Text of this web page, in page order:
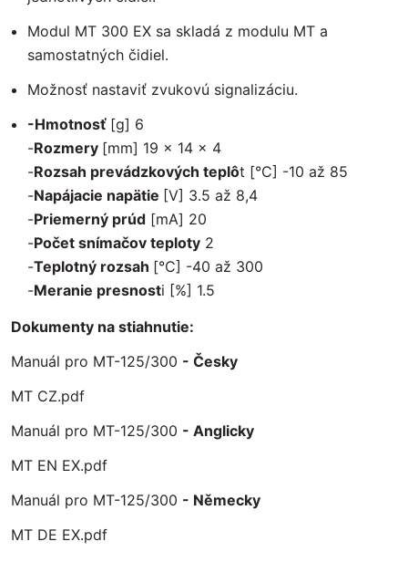
Modul MT 300 EX sa skladá z modulu MT a
samostatných čidiel.
Možnosť nastaviť zvukovú signalizáciu.
-Hmotnosť [g] 6
-Rozmery [mm] 19 x 14 x 4
-Rozsah prevádzkových teplôt [°C] -10 až 85
-Napájacie napätie [V] 3.5 až 8,4
-Priemerný prúd [mA] 20
-Počet snímačov teploty 2
-Teplotný rozsah [°C] -40 až 300
-Meranie presnosti [%] 1.5
Dokumenty na stiahnutie:
Manuál pro MT-125/300 - Česky
MT CZ.pdf
Manuál pro MT-125/300 - Anglicky
MT EN EX.pdf
Manuál pro MT-125/300 - Německy
MT DE EX.pdf